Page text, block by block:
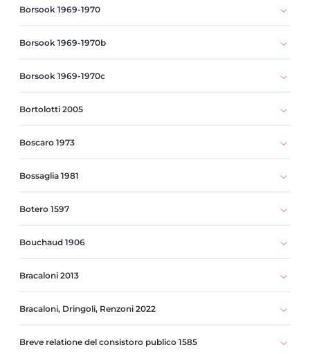
Borsook 1969-1970
Borsook 1969-1970b
Borsook 1969-1970c
Bortolotti 2005
Boscaro 1973
Bossaglia 1981
Botero 1597
Bouchaud 1906
Bracaloni 2013
Bracaloni, Dringoli, Renzoni 2022
Breve relatione del consistoro publico 1585